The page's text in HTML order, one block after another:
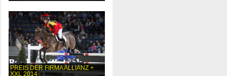
PREIS DER FIRMA ALLIANZ +
XXL 2014